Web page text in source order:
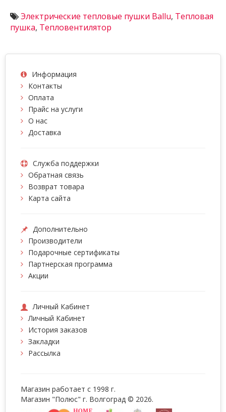
Электрические тепловые пушки Ballu, Тепловая
пушка, Тепловентилятор
Информация
Контакты
Оплата
Прайс на услуги
О нас
Доставка
Служба поддержки
Обратная связь
Возврат товара
Карта сайта
Дополнительно
Производители
Подарочные сертификаты
Партнерская программа
Акции
Личный Кабинет
Личный Кабинет
История заказов
Закладки
Рассылка
Магазин работает с 1998 г.
Магазин "Полюс" г. Волгоград © 2026.